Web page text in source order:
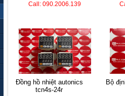
Call: 090.2006.139
đồng hồ nhiệt autonics
tcn4s-24r
bộ định thời koino ktm-